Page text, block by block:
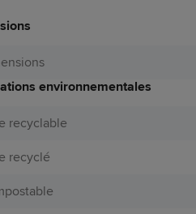
environnementales
recyclable
recyclé